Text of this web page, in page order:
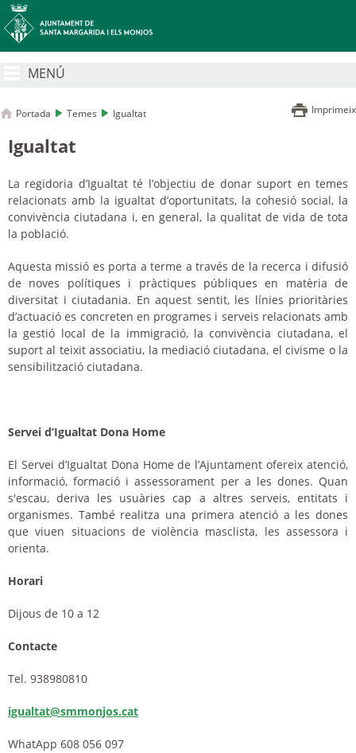
MENÚ
Portada Temes Igualtat Imprimeix
Igualtat
La regidoria d’Igualtat té l’objectiu de donar suport en temes
relacionats amb la igualtat d’oportunitats, la cohesió social, la
convivència ciutadana i, en general, la qualitat de vida de tota
la població.
Aquesta missió es porta a terme a través de la recerca i difusió
de noves polítiques i pràctiques públiques en matèria de
diversitat i ciutadania. En aquest sentit, les línies prioritàries
d’actuació es concreten en programes i serveis relacionats amb
la gestió local de la immigració, la convivència ciutadana, el
suport al teixit associatiu, la mediació ciutadana, el civisme o la
sensibilització ciutadana.
Servei d’Igualtat Dona Home
El Servei d’Igualtat Dona Home de l’Ajuntament ofereix atenció,
informació, formació i assessorament per a les dones. Quan
s'escau, deriva les usuàries cap a altres serveis, entitats i
organismes. També realitza una primera atenció a les dones
que viuen situacions de violència masclista, les assessora i
orienta.
Horari
Dijous de 10 a 12
Contacte
Tel. 938980810
igualtat@smmonjos.cat
WhatApp 608 056 097